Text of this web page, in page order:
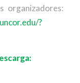
organizadores:
?